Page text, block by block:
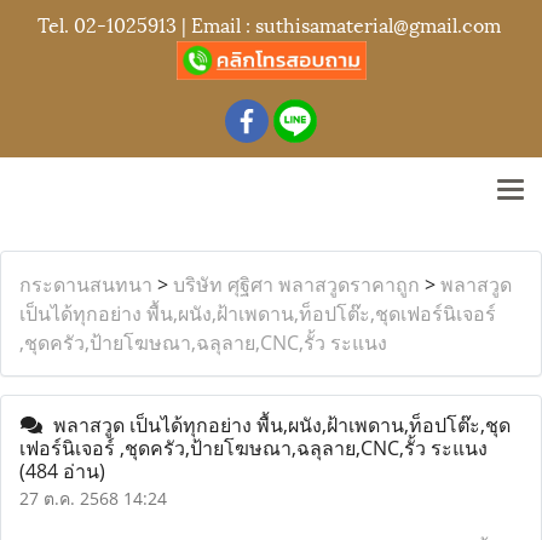
Tel. 02-1025913 | Email : suthisamaterial@gmail.com
กระดานสนทนา >บริษัท ศุฐิศา พลาสวูดราคาถูก >พลาสวูด
เป็นได้ทุกอย่าง พื้น,ผนัง,ฝ้าเพดาน,ท็อปโต๊ะ,ชุดเฟอร์นิเจอร์
,ชุดครัว,ป้ายโฆษณา,ฉลุลาย,CNC,รั้ว ระแนง
พลาสวูด เป็นได้ทุกอย่าง พื้น,ผนัง,ฝ้าเพดาน,ท็อปโต๊ะ,ชุด
เฟอร์นิเจอร์ ,ชุดครัว,ป้ายโฆษณา,ฉลุลาย,CNC,รั้ว ระแนง
(484 อ่าน)
27 ต.ค. 2568 14:24